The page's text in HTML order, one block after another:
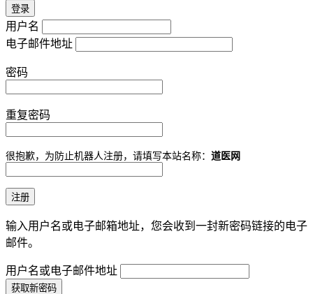
用户名
电子邮件地址
密码
重复密码
很抱歉，为防止机器人注册，请填写本站名称： 道医网
输入用户名或电子邮箱地址，您会收到一封新密码链接的电子
邮件。
用户名或电子邮件地址